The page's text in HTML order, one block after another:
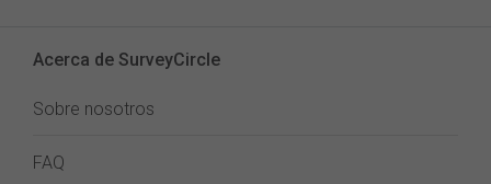
Acerca de SurveyCircle
Sobre nosotros
FAQ